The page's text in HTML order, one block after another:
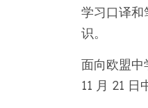
学习口译和
识。
面向欧盟
11 月 21 日